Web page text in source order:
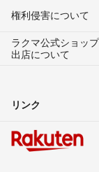
権利侵害について
ラクマ公式ショップ
出店について
リンク